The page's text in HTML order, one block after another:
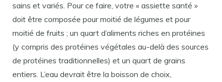
sains et variés. Pour ce faire, votre « assiette santé »
doit être composée pour moitié de légumes et pour
moitié de fruits ; un quart d’aliments riches en protéines
(y compris des protéines végétales au-delà des sources
de protéines traditionnelles) et un quart de grains
entiers. L’eau devrait être la boisson de choix,